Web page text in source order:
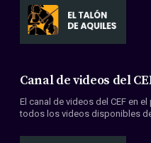
Canal de videos del
El canal de videos del CEF en
todos los videos disponibles